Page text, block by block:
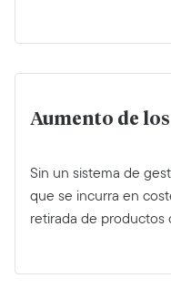
Aumento de
Sin un sistema de
que se incurra en
retirada de productos